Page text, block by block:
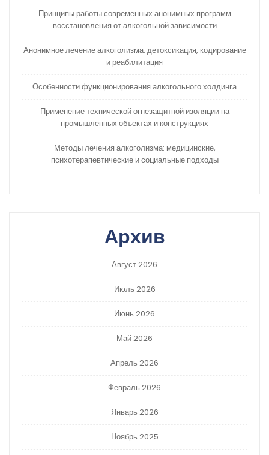
Принципы работы современных анонимных программ
восстановления от алкогольной зависимости
Анонимное лечение алкоголизма: детоксикация, кодирование
и реабилитация
Особенности функционирования алкогольного холдинга
Применение технической огнезащитной изоляции на
промышленных объектах и конструкциях
Методы лечения алкоголизма: медицинские,
психотерапевтические и социальные подходы
Архив
Август 2026
Июль 2026
Июнь 2026
Май 2026
Апрель 2026
Февраль 2026
Январь 2026
Ноябрь 2025